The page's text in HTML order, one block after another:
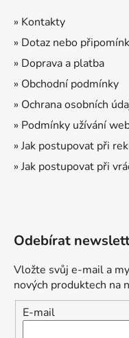
» Kontakty
» Dotaz nebo
» Doprava a platba
» Obchodní podmínky
» Ochrana osobních
» Podmínky užívání
» Jak postupovat při
» Jak postupovat při
Odebírat
Vložte svůj e-mail a
nových produktech na
E-mail